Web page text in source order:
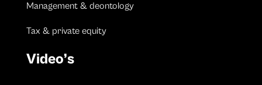
Management & deontology
Tax & private equity
Video’s